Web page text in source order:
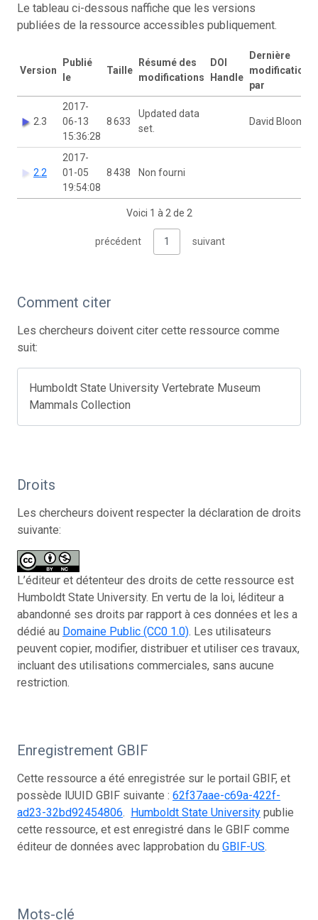
Le tableau ci-dessous naffiche que les versions
publiées de la ressource accessibles publiquement.
Version
Publié
le
Taille
Résumé des
modifications
DOI
Handle
Dernière
modification
par
2.3
2017-
06-13
15:36:28
8 633
Updated data
set.
David Bloom
2.2
2017-
01-05
19:54:08
8 438 Non fourni
Voici 1 à 2 de 2
précédent 1 suivant
Comment citer
Les chercheurs doivent citer cette ressource comme
suit:
Humboldt State University Vertebrate Museum
Mammals Collection
Droits
Les chercheurs doivent respecter la déclaration de droits
suivante:
L’éditeur et détenteur des droits de cette ressource est
Humboldt State University. En vertu de la loi, léditeur a
abandonné ses droits par rapport à ces données et les a
dédié au Domaine Public (CC0 1.0). Les utilisateurs
peuvent copier, modifier, distribuer et utiliser ces travaux,
incluant des utilisations commerciales, sans aucune
restriction.
Enregistrement GBIF
Cette ressource a été enregistrée sur le portail GBIF, et
possède lUUID GBIF suivante : 62f37aae-c69a-422f-
ad23-32bd92454806. Humboldt State University publie
cette ressource, et est enregistré dans le GBIF comme
éditeur de données avec lapprobation du GBIF-US.
Mots-clé